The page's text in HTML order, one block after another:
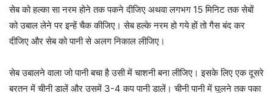
सेब को हल्का सा नरम होने तक पकने दीजिए अथवा लगभग 15 मिनिट तक सेबों
को उबाल लेने पर इन्हें चैक कीजिए। सेब हल्के नरम हो गये हों तो गैस बंद कर
दीजिए और सेब को पानी से अलग निकाल लीजिए।
सेब उबालने वाला जो पानी बचा है उसी में चाशनी बना लीजिए। इसके लिए एक दूसरे
बरतन में चीनी डालें और उसमें 3-4 कप पानी डालें। चीनी पानी में घुलने तक पका